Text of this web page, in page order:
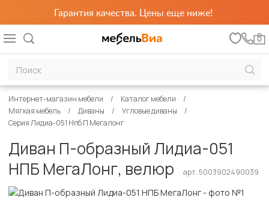
Гарантия качества. Цены еще ниже!
0
Интернет-магазин мебели
Каталог мебели
Мягкая мебель
Диваны
Угловые диваны
Серия Лидиа-051 Нпб П Мегалонг
Диван П-образный Лидиа-051
НПБ МегаЛонг, велюр
арт. 5003902490039